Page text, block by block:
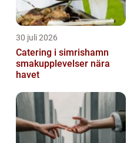
30 juli 2026
Catering i simrishamn
smakupplevelser nära
havet